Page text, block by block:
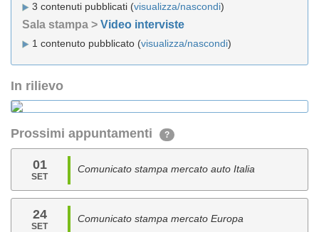
3 contenuti pubblicati (visualizza/nascondi)
Sala stampa > Video interviste
1 contenuto pubblicato (visualizza/nascondi)
In rilievo
Prossimi appuntamenti ?
01
SET
Comunicato stampa mercato auto Italia
24
SET
Comunicato stampa mercato Europa